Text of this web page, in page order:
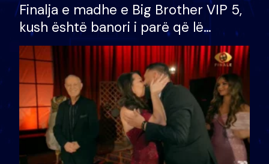
Finalja e madhe e Big Brother VIP 5,
kush është banori i parë që lë
shtëpinë dhe humb mundësinë për
të fituar çmimin e madh